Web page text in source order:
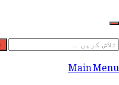
تلاش
کریں
Main Menu